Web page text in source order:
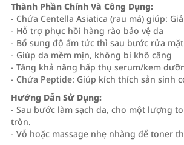
Thành Phần Chính Và Công Dụng:
- Chứa Centella Asiatica (rau má) giúp:
- Hỗ trợ phục hồi hàng rào bảo vệ da
- Bổ sung độ ẩm tức thì sau bước rửa mặt
- Giúp da mềm mịn, không bị khô căng
- Tăng khả năng hấp thụ serum/kem
- Chứa Peptide: Giúp kích thích sản sinh
Hướng Dẫn Sử Dụng:
- Sau bước làm sạch da, cho một lượng
tròn.
- Vỗ hoặc massage nhẹ nhàng để toner